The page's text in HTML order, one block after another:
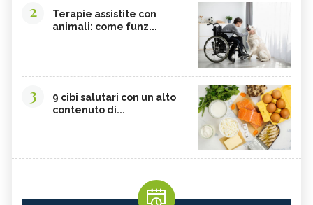
2
Terapie assistite con
animali: come funz...
3
9 cibi salutari con un alto
contenuto di...